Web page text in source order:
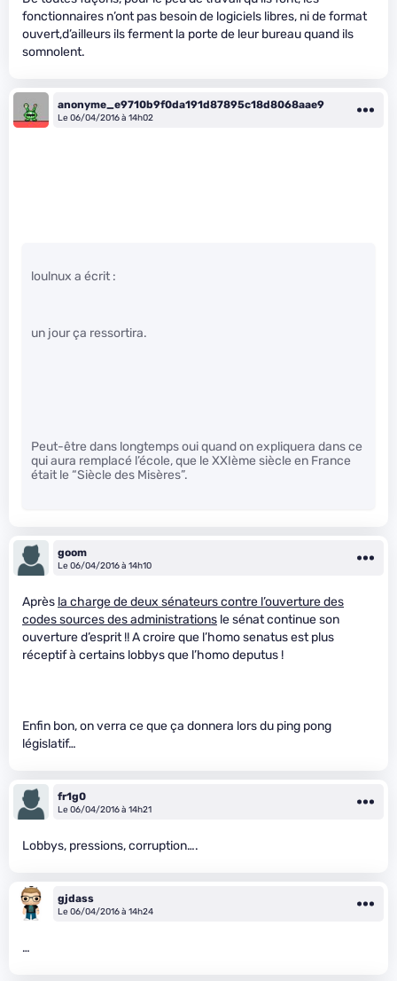
fonctionnaires n’ont pas besoin de logiciels libres, ni de format
ouvert,d’ailleurs ils ferment la porte de leur bureau quand ils
somnolent.
anonyme_e9710b9f0da191d87895c18d8068aae9
Le 06/04/2016 à 14h02
loulnux a écrit :
un jour ça ressortira.
Peut-être dans longtemps oui quand on expliquera dans ce
qui aura remplacé l’école, que le XXIème siècle en France
était le “Siècle des Misères”.
goom
Le 06/04/2016 à 14h10
Après la charge de deux sénateurs contre l’ouverture des
codes sources des administrations le sénat continue son
ouverture d’esprit !! A croire que l’homo senatus est plus
réceptif à certains lobbys que l’homo deputus !
Enfin bon, on verra ce que ça donnera lors du ping pong
législatif…
fr1g0
Le 06/04/2016 à 14h21
Lobbys, pressions, corruption….
gjdass
Le 06/04/2016 à 14h24
…